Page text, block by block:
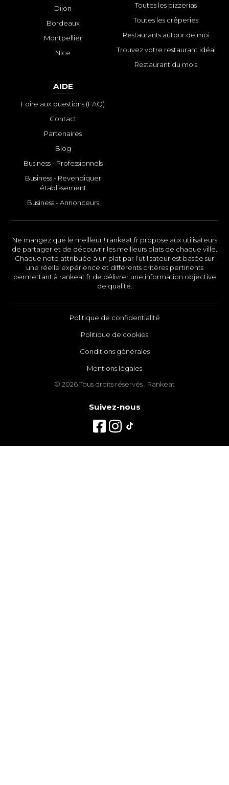
Dijon
Bordeaux
Montpellier
Nice
Toutes les pizzerias
Toutes les crêperies
Restaurants autour de moi
Trouvez votre restaurant idéal
Restaurant du mois
AIDE
Foire aux questions (FAQ)
Contact
Partenaires
Blog
Business - Professionnels
Business - Revendiquer
établissement
Business - Annonceurs
Ne mangez que le meilleur ! rankeat.fr propose aux utilisateurs
de partager et de découvrir les meilleurs plats de chaque ville.
Chaque note attribuée à un plat par l’utilisateur est basée sur
une réelle expérience et différents critères pertinents
permettant à rankeat.fr de délivrer une information objective
de qualité.
Politique de confidentialité
Politique de cookies
Conditions générales
Mentions légales
© 2026 Tous droits réservés . Rankeat
Suivez-nous